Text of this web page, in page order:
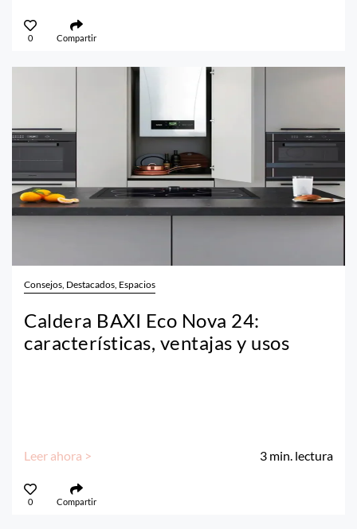
0 Compartir
Consejos, Destacados, Espacios
Caldera BAXI Eco Nova 24:
características, ventajas y usos
Leer ahora > 3 min. lectura
0 Compartir